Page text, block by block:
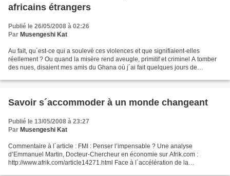
africains étrangers
Publié le 26/05/2008 à 02:26
Par Musengeshi Kat
Au fait, qu´est-ce qui a soulevé ces violences et que signifiaient-elles
réellement ? Ou quand la misère rend aveugle, primitif et criminel A tomber
des nues, disaient mes amis du Ghana où j´ai fait quelques jours de
Savoir s´accommoder à un monde changeant
Publié le 13/05/2008 à 23:27
Par Musengeshi Kat
Commentaire à l´article : FMI : Penser l’impensable ? Une analyse
d’Emmanuel Martin, Docteur-Chercheur en économie sur Afrik.com :
http://www.afrik.com/article14271.html Face à l´accélération de la